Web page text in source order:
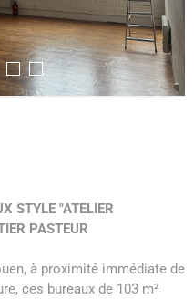
STYLE "ATELIER
PASTEUR
à proximité immédiate de
ces bureaux de 103 m²